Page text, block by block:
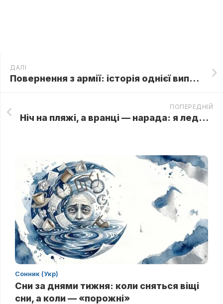
ДАЛІ
Повернення з армії: історія однієї випадковості на міському вокзалі
ПОПЕРЕДНІЙ
Ніч на пляжі, а вранці — нарада: я ледь не впала
Сонник (Укр)
Сни за днями тижня: коли сняться віщі
сни, а коли — «порожні»